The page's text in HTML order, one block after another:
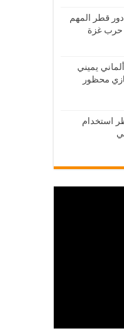
دور قطر المهم
حرب غزة
يميني
محظور
استخدام